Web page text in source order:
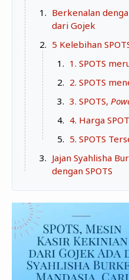
Soal Uang
Sudut Rumah
Blog&Write
Berkenalan
dari Gojek
5 Kelebihan
1. SPOTS
2. SPOTS
3. SPOTS,
4. Harga
5. SPOTS
Jajan Syahlisha
dengan SPOTS